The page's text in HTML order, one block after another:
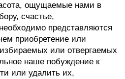
ощущаемые нами в
счастье,
представляются
приобретение или
или отвергаемых
наше побуждение к
или удалить их,